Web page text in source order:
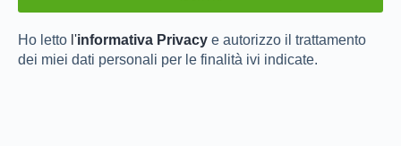
Ho letto l'informativa Privacy e autorizzo il trattamento
dei miei dati personali per le finalità ivi indicate.